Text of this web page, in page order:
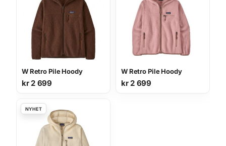
W Retro Pile Hoody
kr2 699
W Retro Pile Hoody
kr2 699